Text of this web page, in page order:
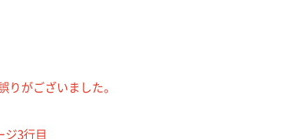
りがございました。
ジ3行目